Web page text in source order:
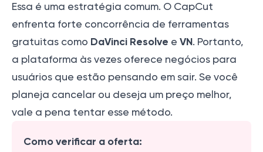
Essa é uma estratégia comum. O CapCut
enfrenta forte concorrência de ferramentas
gratuitas como DaVinci Resolve e VN. Portanto,
a plataforma às vezes oferece negócios para
usuários que estão pensando em sair. Se você
planeja cancelar ou deseja um preço melhor,
vale a pena tentar esse método.
Como verificar a oferta: